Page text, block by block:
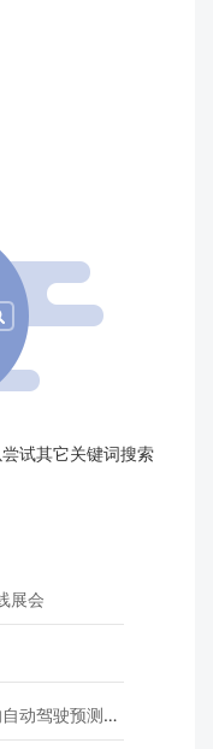
试其它关键词搜索
展会
预测模型挑战赛